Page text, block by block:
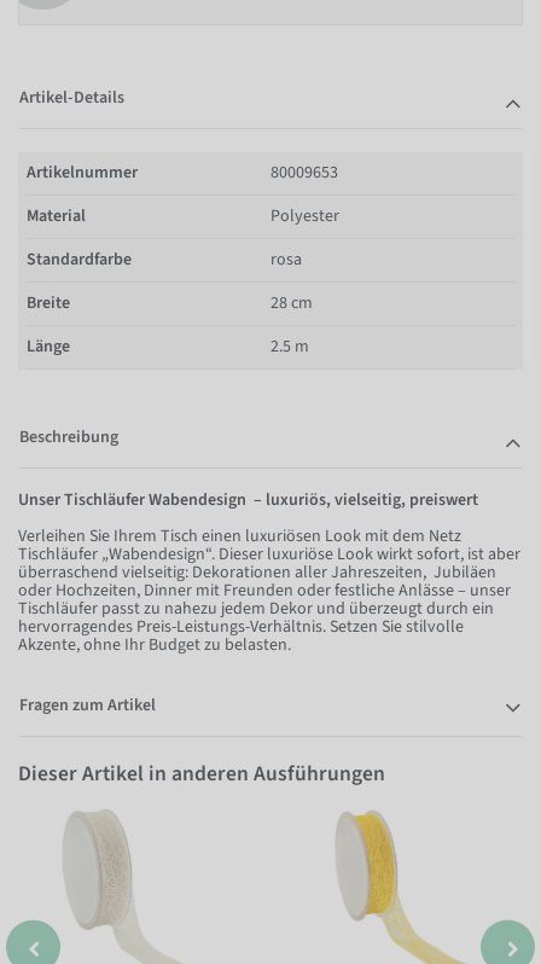
Artikel-Details
Artikelnummer
80009653
Material
Polyester
Standardfarbe
rosa
Breite
28 cm
Länge
2.5 m
Beschreibung
Unser Tischläufer Wabendesign – luxuriös, vielseitig, preiswert
Verleihen Sie Ihrem Tisch einen luxuriösen Look mit dem Netz
Tischläufer „Wabendesign“. Dieser luxuriöse Look wirkt sofort, ist aber
überraschend vielseitig: Dekorationen aller Jahreszeiten, Jubiläen
oder Hochzeiten, Dinner mit Freunden oder festliche Anlässe – unser
Tischläufer passt zu nahezu jedem Dekor und überzeugt durch ein
hervorragendes Preis-Leistungs-Verhältnis. Setzen Sie stilvolle
Akzente, ohne Ihr Budget zu belasten.
Fragen zum Artikel
Dieser Artikel in anderen Ausführungen